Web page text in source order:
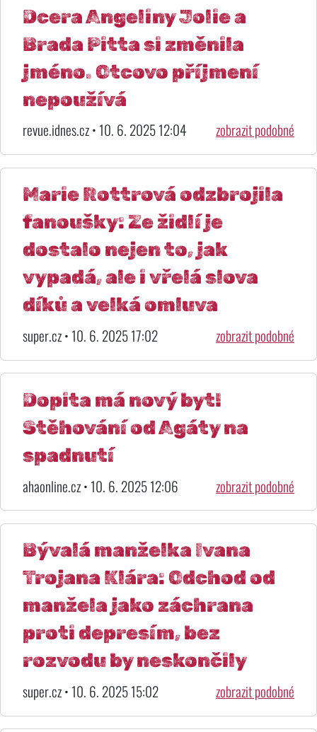
Dcera Angeliny Jolie a
Brada Pitta si změnila
jméno. Otcovo příjmení
nepoužívá
revue.idnes.cz • 10. 6. 2025 12:04 zobrazit podobné
Marie Rottrová odzbrojila
fanoušky: Ze židlí je
dostalo nejen to, jak
vypadá, ale i vřelá slova
díků a velká omluva
super.cz • 10. 6. 2025 17:02 zobrazit podobné
Dopita má nový byt!
Stěhování od Agáty na
spadnutí
ahaonline.cz • 10. 6. 2025 12:06 zobrazit podobné
Bývalá manželka Ivana
Trojana Klára: Odchod od
manžela jako záchrana
proti depresím, bez
rozvodu by neskončily
super.cz • 10. 6. 2025 15:02 zobrazit podobné